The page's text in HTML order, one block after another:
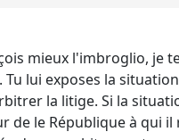
mieux l'imbroglio, je
Tu lui exposes la
la litige. Si la
de le République à qui